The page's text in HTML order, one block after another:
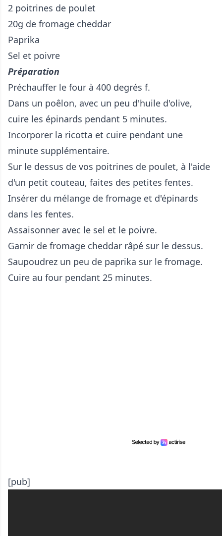
2 poitrines de poulet
20g de fromage cheddar
Paprika
Sel et poivre
Préparation
Préchauffer le four à 400 degrés f.
Dans un poêlon, avec un peu d'huile d'olive,
cuire les épinards pendant 5 minutes.
Incorporer la ricotta et cuire pendant une
minute supplémentaire.
Sur le dessus de vos poitrines de poulet, à l'aide
d'un petit couteau, faites des petites fentes.
Insérer du mélange de fromage et d'épinards
dans les fentes.
Assaisonner avec le sel et le poivre.
Garnir de fromage cheddar râpé sur le dessus.
Saupoudrez un peu de paprika sur le fromage.
Cuire au four pendant 25 minutes.
[pub]